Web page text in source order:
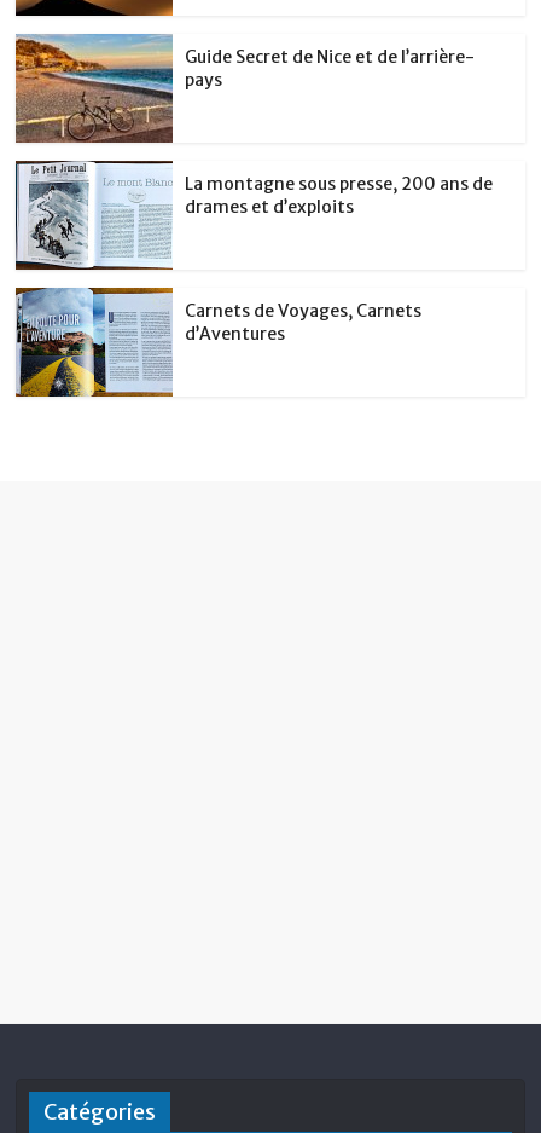
Guide Secret de Nice et de l’arrière-
pays
La montagne sous presse, 200 ans de
drames et d’exploits
Carnets de Voyages, Carnets
d’Aventures
Catégories